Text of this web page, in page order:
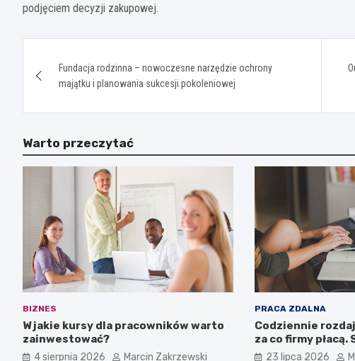
podjęciem decyzji zakupowej.
wpisuFundacja rodzinna – nowoczesne narzędzie ochrony
majątku i planowania sukcesji pokoleniowej
Warto przeczytać
BIZNES
W jakie kursy dla pracowników warto
zainwestować?
4 sierpnia 2026 Marcin Zakrzewski
PRACA ZDALNA
Codziennie
za co firmy płacą.
23 lipca 2026